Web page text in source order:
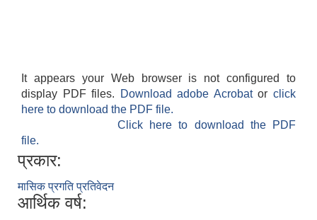
It appears your Web browser is not configured to
display PDF files.
Download adobe Acrobatorclick
here to download the PDF file.
Click here to download the PDF
file.
प्रकार:
मासिक प्रगति प्रतिवेदन
आर्थिक वर्ष: